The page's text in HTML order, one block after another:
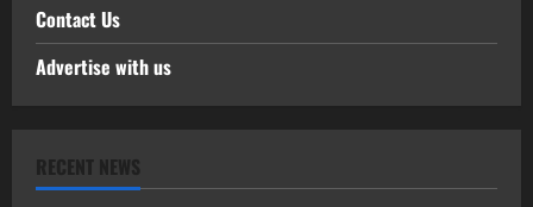
Contact Us
Advertise with us
RECENT NEWS